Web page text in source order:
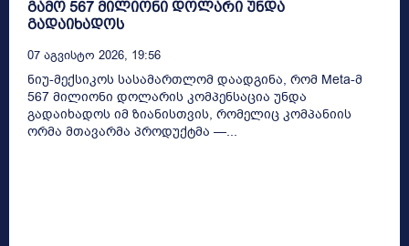
გამო 567 მილიონი დოლარი უნდა
გადაიხადოს
07 Აგვისტო 2026, 19:56
ნიუ-მექსიკოს სასამართლომ დაადგინა, რომ Meta-მ
567 მილიონი დოლარის კომპენსაცია უნდა
გადაიხადოს იმ ზიანისთვის, რომელიც კომპანიის
ორმა მთავარმა პროდუქტმა —...